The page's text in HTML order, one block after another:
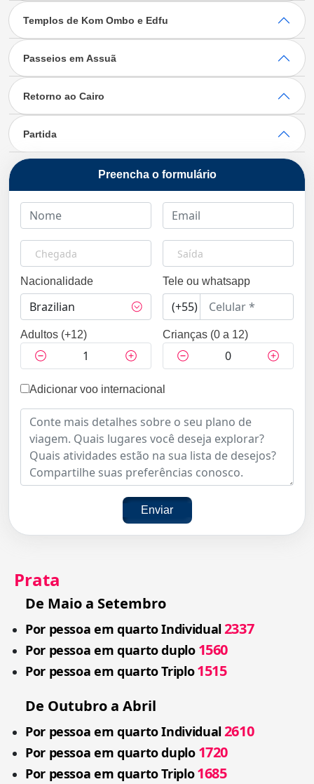
Templos de Kom Ombo e Edfu
Passeios em Assuã
Retorno ao Cairo
Partida
Preencha o formulário
Nacionalidade Tele ou whatsapp
Adultos (+12) Crianças (0 a 12)
Adicionar voo internacional
Enviar
Prata
De Maio a Setembro
Por pessoa em quarto Individual 2337
Por pessoa em quarto duplo 1560
Por pessoa em quarto Triplo1515
De Outubro a Abril
Por pessoa em quarto Individual 2610
Por pessoa em quarto duplo 1720
Por pessoa em quarto Triplo1685